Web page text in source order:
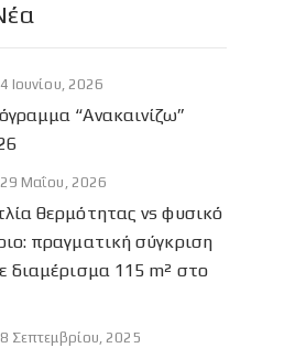
4 Ιουνίου, 2026
“Ανακαινίζω”
29 Μαΐου, 2026
θερμότητας vs φυσικό
πραγματική σύγκριση
διαμέρισμα 115 m² στο
8 Σεπτεμβρίου, 2025